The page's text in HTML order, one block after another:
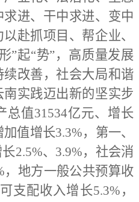
进、干中求进、变中
赴抓项目、帮企业、
”起“势”，高质量发展
改善，社会大局和谐
实践迈出新的坚实步
总值31534亿元、增长
值增长3.3%，第一、
2.5%、3.9%，社会消
，地方一般公共预算收
支配收入增长5.3%，